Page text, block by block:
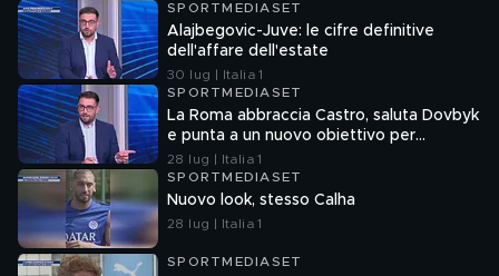
SPORTMEDIASET
Alajbegovic-Juve: le cifre definitive
dell'affare dell'estate
30 lug | Italia 1
SPORTMEDIASET
La Roma abbraccia Castro, saluta Dovbyk
e punta a un nuovo obiettivo per
l'attacco
28 lug | Italia 1
SPORTMEDIASET
Nuovo look, stesso Calha
28 lug | Italia 1
SPORTMEDIASET